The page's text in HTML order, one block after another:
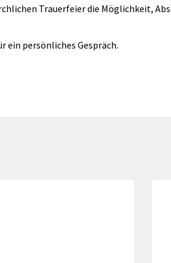
Trauerfeier die Möglichkeit,
ein persönliches Gespräch.